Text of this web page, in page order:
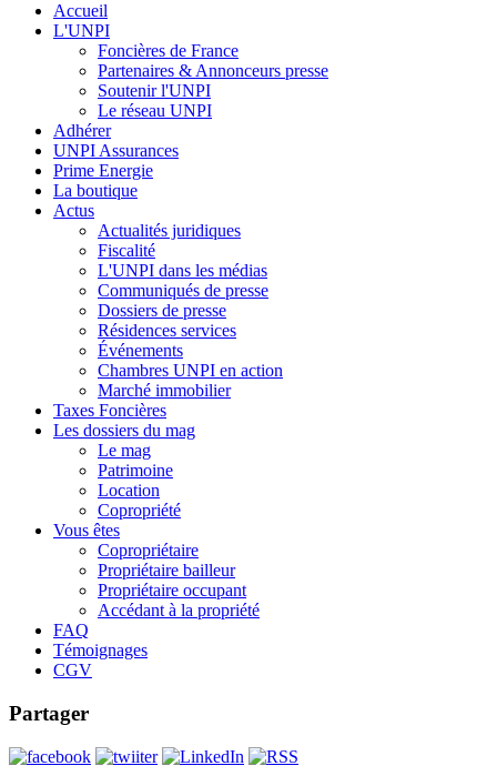
Accueil
L'UNPI
Foncières de France
Partenaires & Annonceurs presse
Soutenir l'UNPI
Le réseau UNPI
Adhérer
UNPI Assurances
Prime Energie
La boutique
Actus
Actualités juridiques
Fiscalité
L'UNPI dans les médias
Communiqués de presse
Dossiers de presse
Résidences services
Événements
Chambres UNPI en action
Marché immobilier
Taxes Foncières
Les dossiers du mag
Le mag
Patrimoine
Location
Copropriété
Vous êtes
Copropriétaire
Propriétaire bailleur
Propriétaire occupant
Accédant à la propriété
FAQ
Témoignages
CGV
Partager